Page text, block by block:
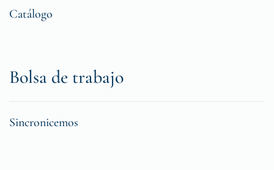
Catálogo
Bolsa de trabajo
Sincronicemos